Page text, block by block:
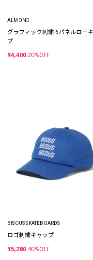
ALMOND
グラフィック刺繍 6パネルロー
プ
¥4,400 20%OFF
BISOUS SKATEBOARDS
ロゴ刺繍キャップ
¥5,280 40%OFF